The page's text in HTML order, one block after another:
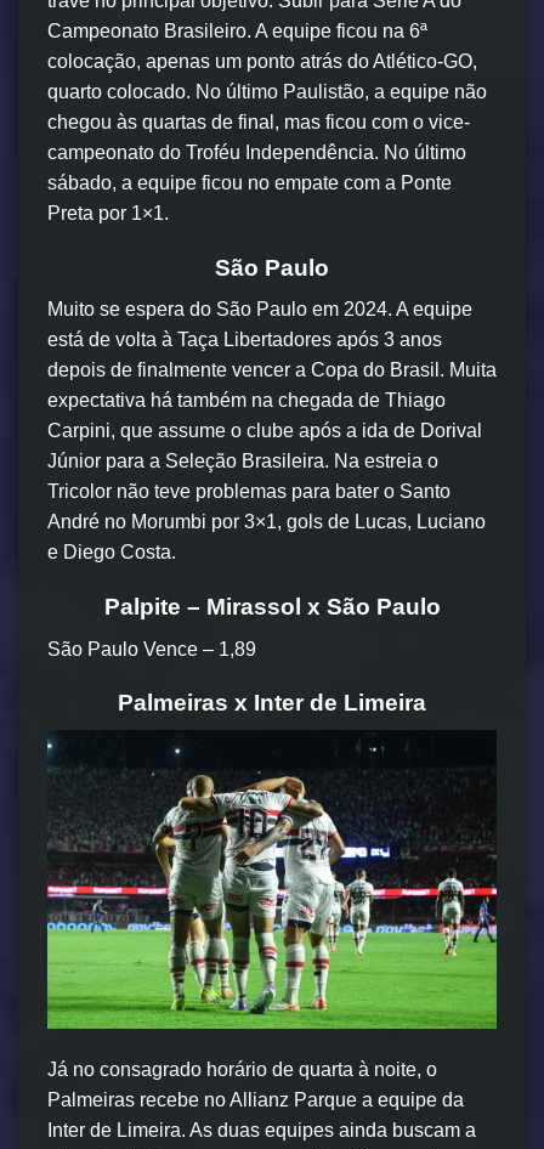
Campeonato Brasileiro. A equipe ficou na 6ª
colocação, apenas um ponto atrás do Atlético-GO,
quarto colocado. No último Paulistão, a equipe não
chegou às quartas de final, mas ficou com o vice-
campeonato do Troféu Independência. No último
sábado, a equipe ficou no empate com a Ponte
Preta por 1×1.
São Paulo
Muito se espera do São Paulo em 2024. A equipe
está de volta à Taça Libertadores após 3 anos
depois de finalmente vencer a Copa do Brasil. Muita
expectativa há também na chegada de Thiago
Carpini, que assume o clube após a ida de Dorival
Júnior para a Seleção Brasileira. Na estreia o
Tricolor não teve problemas para bater o Santo
André no Morumbi por 3×1, gols de Lucas, Luciano
e Diego Costa.
Palpite – Mirassol x São Paulo
São Paulo Vence – 1,89
Palmeiras x Inter de Limeira
Já no consagrado horário de quarta à noite, o
Palmeiras recebe no Allianz Parque a equipe da
Inter de Limeira. As duas equipes ainda buscam a